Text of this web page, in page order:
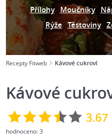
Přílohy Moučníky
Rýže Těstoviny
Recepty Fitweb Kávové cukroví
Kávové
3.67
hodnoceno:3